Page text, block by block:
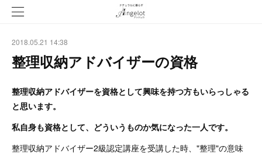
2018.05.21 14:38
整理収納アドバイザーの資格
整理収納アドバイザーを資格として興味を持つ方もいらっしゃる
と思います。
私自身も資格として、どういうものか気になった一人です。
整理収納アドバイザー2級認定講座を受講した時、"整理"の意味